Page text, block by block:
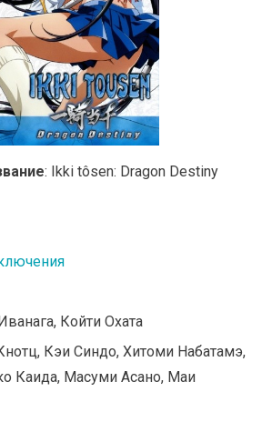
: Ikki tôsen: Dragon Destiny
Койти Охата
Кэи Синдо, Хитоми Набатамэ,
Каида, Масуми Асано, Маи